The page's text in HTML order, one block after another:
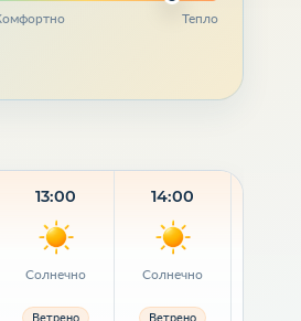
Тепло
13:00
Солнечно
Ветрено
14:00
Солнечно
Ветрено